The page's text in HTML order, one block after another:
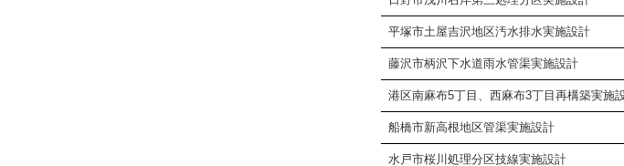
平塚市土屋吉沢地区汚水排水実施設計
藤沢市柄沢下水道雨水管渠実施設計
港区南麻布5丁目、西麻布3丁目再構築実施
船橋市新高根地区管渠実施設計
水戸市桜川処理分区技線実施設計